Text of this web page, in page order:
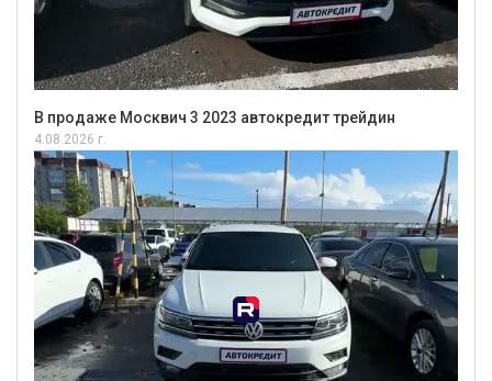
В продаже Москвич 3 2023 автокредит трейдин
4.08.2026 г.